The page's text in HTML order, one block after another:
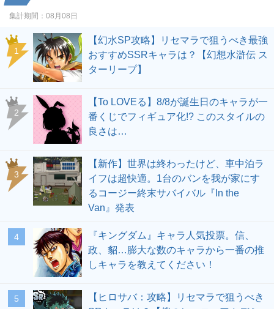
集計期間： 08月08日
1
【幻水SP攻略】リセマラで狙うべき最強
おすすめSSRキャラは？【幻想水滸伝 ス
ターリープ】
2
【To LOVEる】8/8が誕生日のキャラが一
番くじでフィギュア化!? このスタイルの
良さは…
3
【新作】世界は終わったけど、車中泊ラ
イフは超快適。1台のバンを我が家にす
るコージー終末サバイバル『In the
Van』発表
4
『キングダム』キャラ人気投票。信、
政、貂…膨大な数のキャラから一番の推
しキャラを教えてください！
5
【ヒロサバ：攻略】リセマラで狙うべき